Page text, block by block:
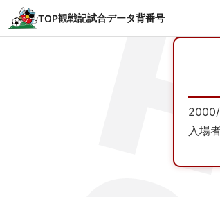
TOP観戦記試合データ背番号
入場